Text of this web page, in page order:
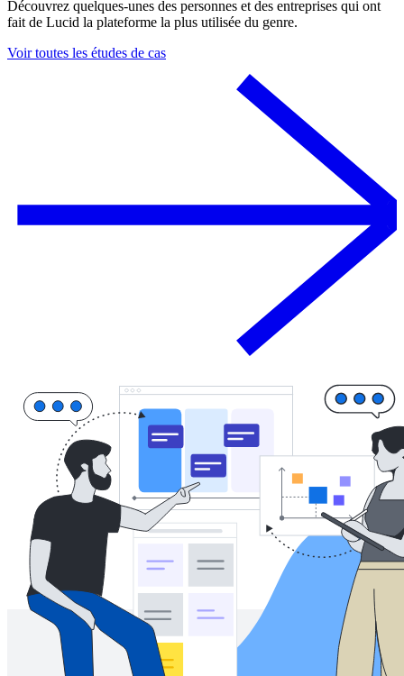
Découvrez quelques-unes des personnes et des entreprises qui ont
fait de Lucid la plateforme la plus utilisée du genre.
Voir toutes les études de cas